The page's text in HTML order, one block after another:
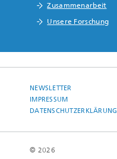
Zusammenarbeit
Unsere Forschung
NEWSLETTER
IMPRESSUM
DATENSCHUTZERKLÄRUNG
© 2026